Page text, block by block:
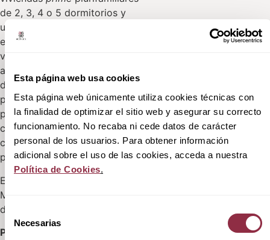
Esta página web usa cookies
Esta página web únicamente utiliza cookies técnicas con
la finalidad de optimizar el sitio web y asegurar su correcto
funcionamiento. No recaba ni cede datos de carácter
personal de los usuarios. Para obtener información
adicional sobre el uso de las cookies, acceda a nuestra
Política de Cookies.
Selección
Necesarias
de 2, 3, 4 o 5 dormitorios y
una amplia variedad de
espacios comunes. Todas las
viviendas son exteriores con
amplias terrazas. Los áticos
disponen de solárium y las
plantas bajas de jardín
privado. Los espacios
comunes ofrecen servicios
como: Gym, club social,
piscina y zona ajardinada.
El privilegio de vivir en
Madrid con una arquitectura
de vanguardia
Park & Palace